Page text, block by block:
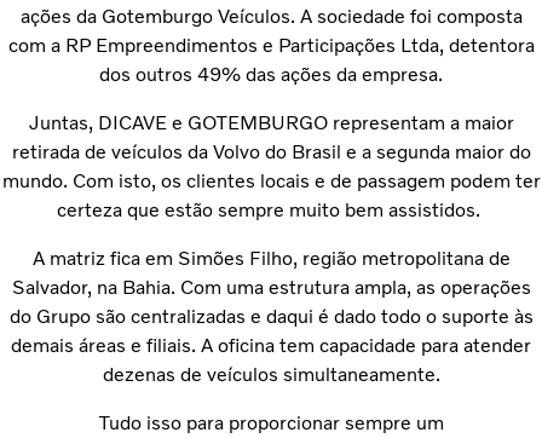
ações da Gotemburgo Veículos. A sociedade foi composta
com a RP Empreendimentos e Participações Ltda, detentora
dos outros 49% das ações da empresa.
Juntas, DICAVE e GOTEMBURGO representam a maior
retirada de veículos da Volvo do Brasil e a segunda maior do
mundo. Com isto, os clientes locais e de passagem podem ter
certeza que estão sempre muito bem assistidos.
A matriz fica em Simões Filho, região metropolitana de
Salvador, na Bahia. Com uma estrutura ampla, as operações
do Grupo são centralizadas e daqui é dado todo o suporte às
demais áreas e filiais. A oficina tem capacidade para atender
dezenas de veículos simultaneamente.
Tudo isso para proporcionar sempre um